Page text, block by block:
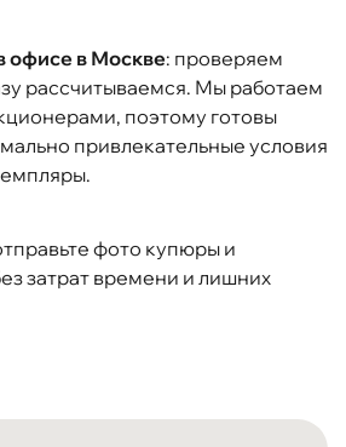
офисе в Москве: проверяем
рассчитываемся. Мы работаем
поэтому готовы
привлекательные условия
фото купюры и
затрат времени и лишних